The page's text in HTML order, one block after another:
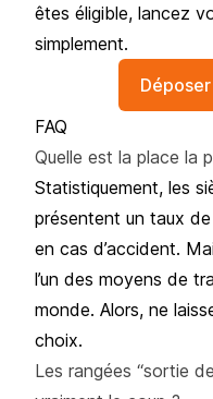
êtes éligible, lancez
simplement.
FAQ
Quelle est la place la
Statistiquement, les
présentent un taux
en cas d’accident.
l’un des moyens de
monde. Alors, ne
choix.
Les rangées “sortie